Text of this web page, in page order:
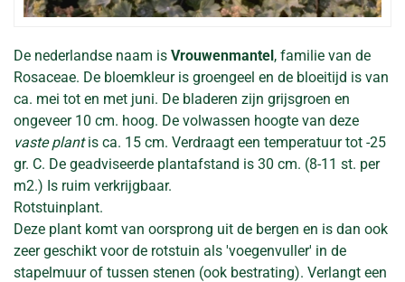
De nederlandse naam is Vrouwenmantel, familie van de
Rosaceae. De bloemkleur is groengeel en de bloeitijd is van
ca. mei tot en met juni. De bladeren zijn grijsgroen en
ongeveer 10 cm. hoog. De volwassen hoogte van deze
vaste plantis ca. 15 cm. Verdraagt een temperatuur tot -25
gr. C. De geadviseerde plantafstand is 30 cm. (8-11 st. per
m2.) Is ruim verkrijgbaar.
Rotstuinplant.
Deze plant komt van oorsprong uit de bergen en is dan ook
zeer geschikt voor de rotstuin als 'voegenvuller' in de
stapelmuur of tussen stenen (ook bestrating). Verlangt een